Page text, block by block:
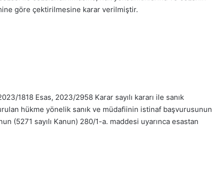
göre çektirilmesine karar verilmiştir.
1818 Esas, 2023/2958 Karar sayılı kararı ile sanık
hükme yönelik sanık ve müdafiinin istinaf başvurusunun
(5271 sayılı Kanun) 280/1-a. maddesi uyarınca esastan